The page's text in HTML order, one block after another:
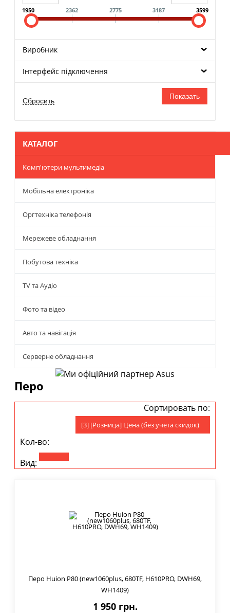
1950 2362 2775 3187 3599
Виробник
Інтерфейс підключення
КАТАЛОГ
Комп'ютери мультимедіа
Мобільна електроніка
Оргтехніка телефонія
Мережеве обладнання
Побутова техніка
TV та Аудіо
Фото та відео
Авто та навігація
Серверне обладнання
Перо
Сортировать по:
[3] [Розница] Цена (без учета скидок)
Кол-во:
Вид:
Перо Huion P80 (new1060plus, 680TF, H610PRO, DWH69,
WH1409)
1 950 грн.